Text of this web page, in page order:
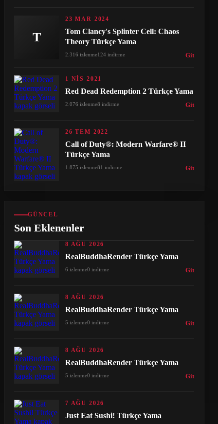
T
23 MAR 2024
Tom Clancy's Splinter Cell: Chaos
Theory Türkçe Yama
2.316 izlenme124 indirme Git
1 NIS 2021
Red Dead Redemption 2 Türkçe Yama
2.076 izlenme8 indirme Git
26 TEM 2022
Call of Duty®: Modern Warfare® II
Türkçe Yama
1.875 izlenme81 indirme Git
GÜNCEL
Son Eklenenler
8 AĞU 2026
RealBuddhaRender Türkçe Yama
6 izlenme0 indirme Git
8 AĞU 2026
RealBuddhaRender Türkçe Yama
5 izlenme0 indirme Git
8 AĞU 2026
RealBuddhaRender Türkçe Yama
5 izlenme0 indirme Git
7 AĞU 2026
Just Eat Sushi! Türkçe Yama